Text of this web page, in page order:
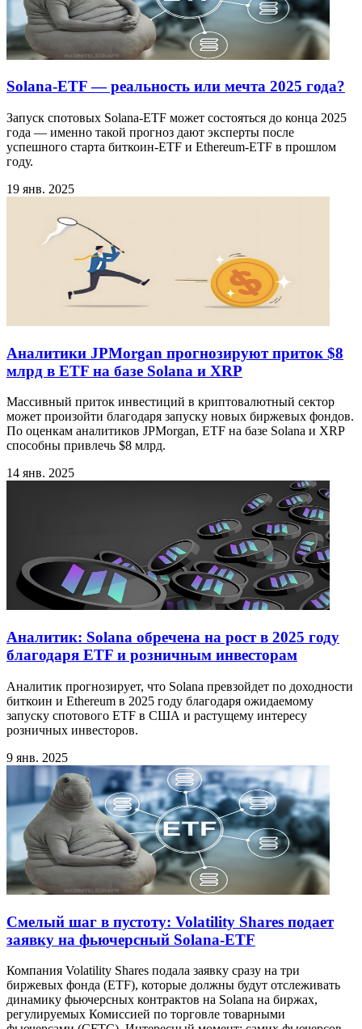
Solana-ETF — реальность или мечта 2025 года?
Запуск спотовых Solana-ETF может состояться до конца 2025
года — именно такой прогноз дают эксперты после
успешного старта биткоин-ETF и Ethereum-ETF в прошлом
году.
19 янв. 2025
Аналитики JPMorgan прогнозируют приток $8
млрд в ETF на базе Solana и XRP
Массивный приток инвестиций в криптовалютный сектор
может произойти благодаря запуску новых биржевых фондов.
По оценкам аналитиков JPMorgan, ETF на базе Solana и XRP
способны привлечь $8 млрд.
14 янв. 2025
Аналитик: Solana обречена на рост в 2025 году
благодаря ETF и розничным инвесторам
Аналитик прогнозирует, что Solana превзойдет по доходности
биткоин и Ethereum в 2025 году благодаря ожидаемому
запуску спотового ETF в США и растущему интересу
розничных инвесторов.
9 янв. 2025
Смелый шаг в пустоту: Volatility Shares подает
заявку на фьючерсный Solana-ETF
Компания Volatility Shares подала заявку сразу на три
биржевых фонда (ETF), которые должны будут отслеживать
динамику фьючерсных контрактов на Solana на биржах,
регулируемых Комиссией по торговле товарными